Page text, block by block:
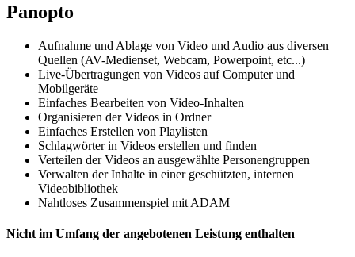
Panopto
Aufnahme und Ablage von Video und Audio aus diversen
Quellen (AV-Medienset, Webcam, Powerpoint, etc...)
Live-Übertragungen von Videos auf Computer und
Mobilgeräte
Einfaches Bearbeiten von Video-Inhalten
Organisieren der Videos in Ordner
Einfaches Erstellen von Playlisten
Schlagwörter in Videos erstellen und finden
Verteilen der Videos an ausgewählte Personengruppen
Verwalten der Inhalte in einer geschützten, internen
Videobibliothek
Nahtloses Zusammenspiel mit ADAM
Nicht im Umfang der angebotenen Leistung enthalten